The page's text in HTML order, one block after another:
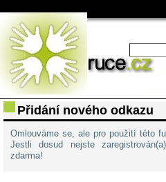
Přidání nového odkazu
Omlouváme se, ale pro použití této
Jestli dosud nejste
zdarma!